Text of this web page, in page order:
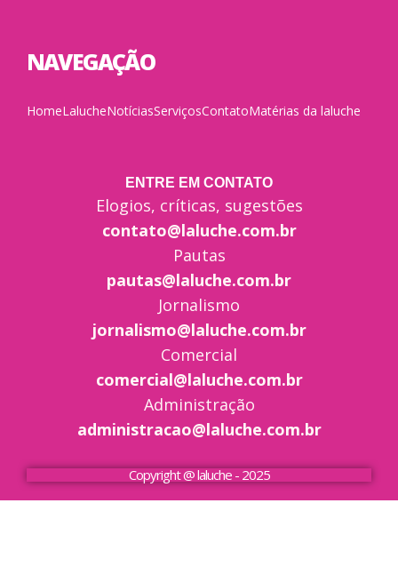
NAVEGAÇÃO
HomeLalucheNotíciasServiçosContatoMatérias da laluche
ENTRE EM CONTATO
Elogios, críticas, sugestões
contato@laluche.com.br
Pautas
pautas@laluche.com.br
Jornalismo
jornalismo@laluche.com.br
Comercial
comercial@laluche.com.br
Administração
administracao@laluche.com.br
Copyright @ laluche - 2025